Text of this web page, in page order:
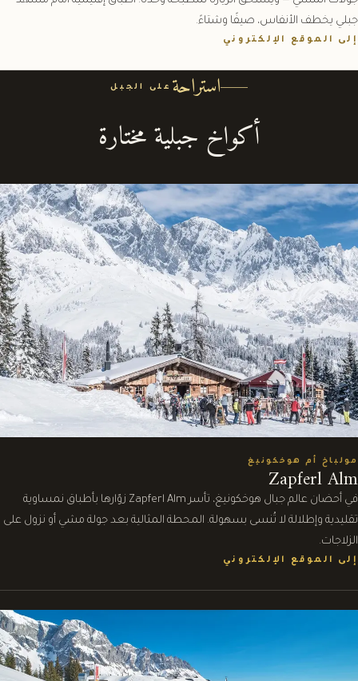
جبلي يخطف الأنفاس، صيفًا وشتاءً.
إلى الموقع الإلكتروني
استراحة على الجبل
أكواخ جبلية مختارة
مولباخ أم هوخكونيغ
Zapferl Alm
في أحضان عالم جبال هوخكونيغ، تأسر Zapferl Alm زوّارها بأطباق نمساوية
تقليدية وإطلالة لا تُنسى بسهولة. المحطة المثالية بعد جولة مشي أو نزول على
الزلاجات.
إلى الموقع الإلكتروني